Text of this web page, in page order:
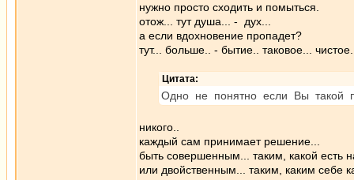
нужно просто сходить и помыться.
отож... тут душа... - дух...
а если вдохновение пропадет?
тут... больше.. - бытие.. таковое...
Цитата:
Одно не понятно если Вы такой
никого..
каждый сам принимает решение...
быть совершенным... таким, какой есть
или двойственным... таким, каким себе